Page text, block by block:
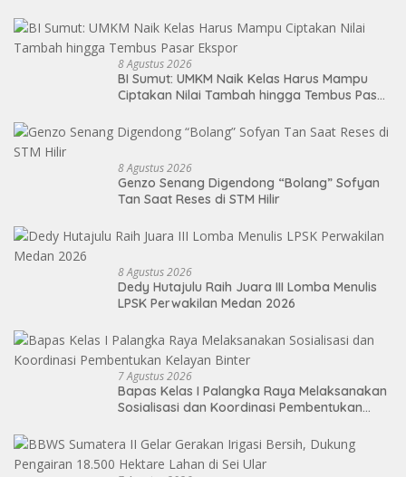
8 Agustus 2026
BI Sumut: UMKM Naik Kelas Harus Mampu
Ciptakan Nilai Tambah hingga Tembus Pasar
8 Agustus 2026
Genzo Senang Digendong “Bolang” Sofyan
Tan Saat Reses di STM Hilir
8 Agustus 2026
Dedy Hutajulu Raih Juara III Lomba Menulis
LPSK Perwakilan Medan 2026
7 Agustus 2026
Bapas Kelas I Palangka Raya Melaksanakan
Sosialisasi dan Koordinasi Pembentukan